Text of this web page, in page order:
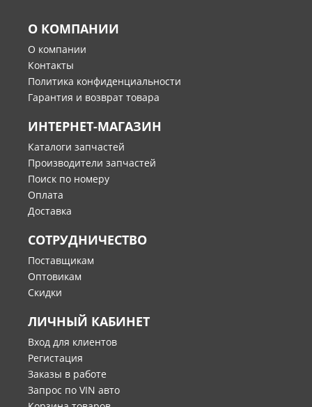
О КОМПАНИИ
О компании
Контакты
Политика конфиденциальности
Гарантия и возврат товара
ИНТЕРНЕТ-МАГАЗИН
Каталоги запчастей
Производители запчастей
Поиск по номеру
Оплата
Доставка
СОТРУДНИЧЕСТВО
Поставщикам
Оптовикам
Скидки
ЛИЧНЫЙ КАБИНЕТ
Вход для клиентов
Регистация
Заказы в работе
Запрос по VIN авто